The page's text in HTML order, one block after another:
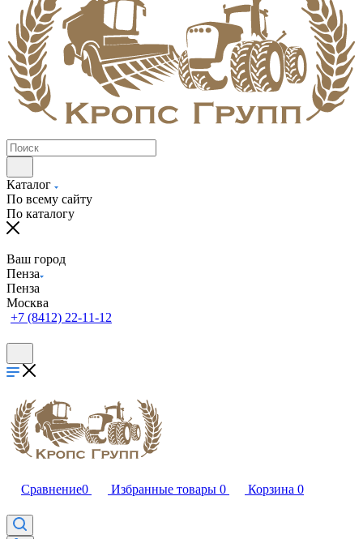
Каталог
По всему сайту
По каталогу
Ваш город
Пенза
Пенза
Москва
+7 (8412) 22-11-12
Сравнение0 Избранные товары 0 Корзина 0